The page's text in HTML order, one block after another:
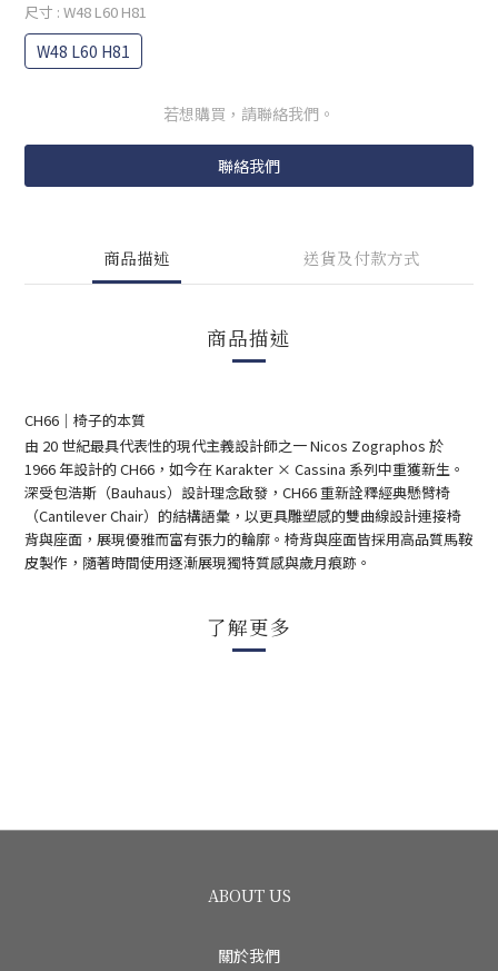
尺寸 : W48 L60 H81
W48 L60 H81
若想購買，請聯絡我們。
聯絡我們
商品描述 送貨及付款方式
商品描述
CH66｜椅子的本質
由 20 世紀最具代表性的現代主義設計師之一 Nicos Zographos 於
1966 年設計的 CH66，如今在 Karakter × Cassina 系列中重獲新生。
深受包浩斯（Bauhaus）設計理念啟發，CH66 重新詮釋經典懸臂椅
（Cantilever Chair）的結構語彙，以更具雕塑感的雙曲線設計連接椅
背與座面，展現優雅而富有張力的輪廓。椅背與座面皆採用高品質馬鞍
皮製作，隨著時間使用逐漸展現獨特質感與歲月痕跡。
了解更多
ABOUT US
關於我們